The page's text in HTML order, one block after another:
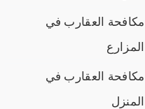
مكافحة العقارب في
المزارع
مكافحة العقارب في
المنزل